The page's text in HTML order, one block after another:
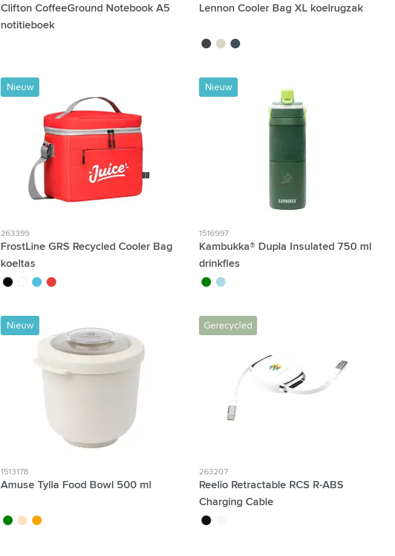
Clifton CoffeeGround Notebook A5
notitieboek
Lennon Cooler Bag XL koelrugzak
noir beigebleu marine
Nieuw
263399
FrostLine GRS Recycled Cooler Bag
koeltas
noir blancbleu rouge
Nieuw
1516997
Kambukka® Dupla Insulated 750 ml
drinkfles
vert bleu clair
Nieuw
1513178
Amuse Tylla Food Bowl 500 ml
vert beigeorange
Gerecycled
263207
Reelio Retractable RCS R-ABS
Charging Cable
noir